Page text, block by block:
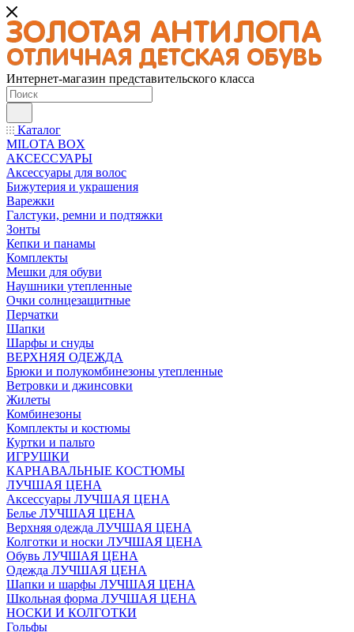
Интернет-магазин представительского класса
Каталог
MILOTA BOX
АКСЕССУАРЫ
Аксессуары для волос
Бижутерия и украшения
Варежки
Галстуки, ремни и подтяжки
Зонты
Кепки и панамы
Комплекты
Мешки для обуви
Наушники утепленные
Очки солнцезащитные
Перчатки
Шапки
Шарфы и снуды
ВЕРХНЯЯ ОДЕЖДА
Брюки и полукомбинезоны утепленные
Ветровки и джинсовки
Жилеты
Комбинезоны
Комплекты и костюмы
Куртки и пальто
ИГРУШКИ
КАРНАВАЛЬНЫЕ КОСТЮМЫ
ЛУЧШАЯ ЦЕНА
Аксессуары ЛУЧШАЯ ЦЕНА
Белье ЛУЧШАЯ ЦЕНА
Верхняя одежда ЛУЧШАЯ ЦЕНА
Колготки и носки ЛУЧШАЯ ЦЕНА
Обувь ЛУЧШАЯ ЦЕНА
Одежда ЛУЧШАЯ ЦЕНА
Шапки и шарфы ЛУЧШАЯ ЦЕНА
Школьная форма ЛУЧШАЯ ЦЕНА
НОСКИ И КОЛГОТКИ
Гольфы